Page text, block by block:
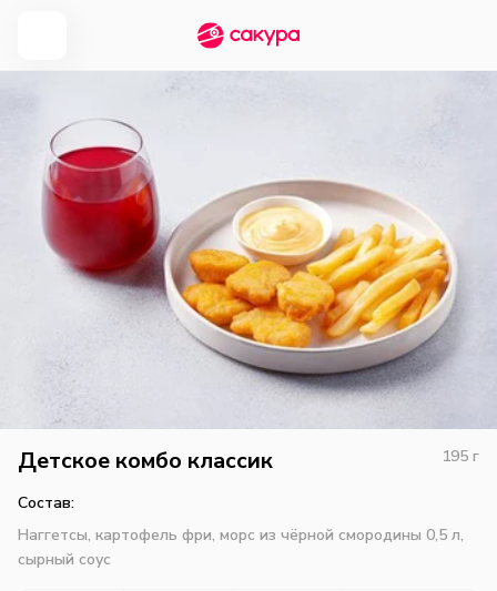
Детское комбо классик 195 г
Состав:
Наггетсы, картофель фри, морс из чёрной смородины 0,5 л,
сырный соус